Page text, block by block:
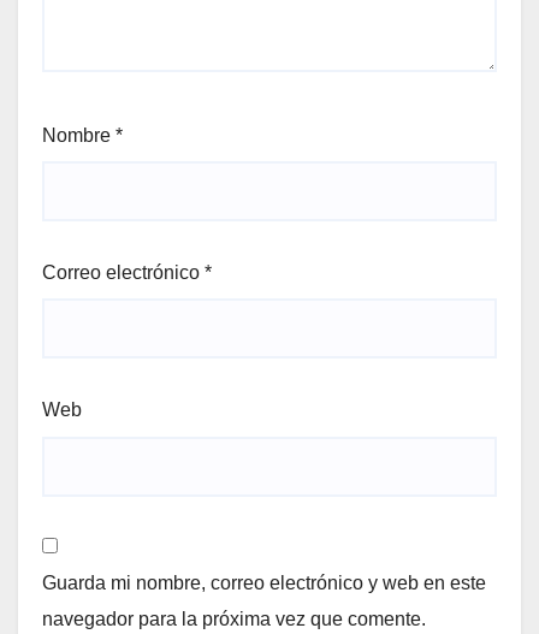
Nombre *
Correo electrónico *
Web
Guarda mi nombre, correo electrónico y web en este
navegador para la próxima vez que comente.